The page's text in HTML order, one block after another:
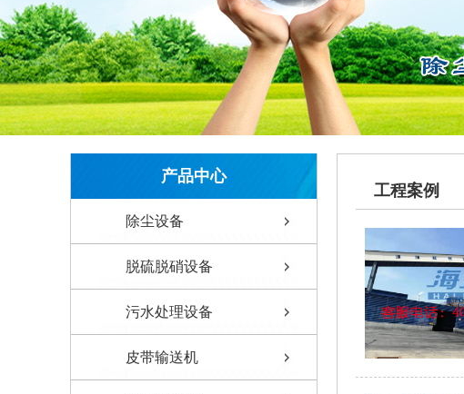
产品中心
除尘设备
脱硫脱硝设备
污水处理设备
皮带输送机
工程案例